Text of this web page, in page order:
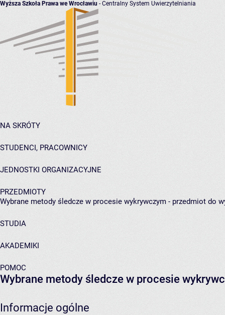
Wyższa Szkoła Prawa we Wrocławiu - Centralny System Uwierzytelniania
NA SKRÓTY
STUDENCI, PRACOWNICY
JEDNOSTKI ORGANIZACYJNE
PRZEDMIOTY
Wybrane metody śledcze w procesie wykrywczym - przedmiot do
STUDIA
AKADEMIKI
POMOC
Wybrane metody śledcze w procesie
Informacje ogólne